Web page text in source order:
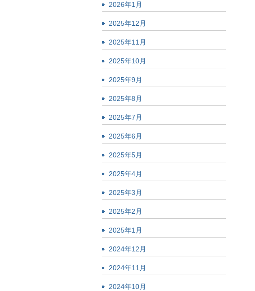
2026年1月
2025年12月
2025年11月
2025年10月
2025年9月
2025年8月
2025年7月
2025年6月
2025年5月
2025年4月
2025年3月
2025年2月
2025年1月
2024年12月
2024年11月
2024年10月